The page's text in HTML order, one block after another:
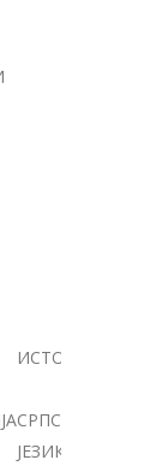
ИСТОРИЈА
СРПСКИ
ЈЕЗИК